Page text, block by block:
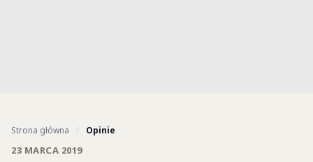
Strona główna / Opinie
23 MARCA 2019